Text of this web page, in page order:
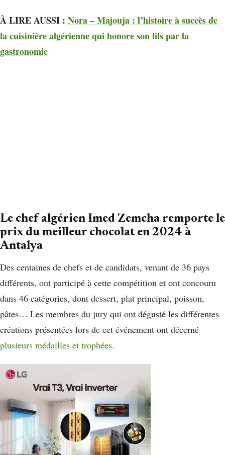
À LIRE AUSSI : Nora – Majouja : l’histoire à succès de
la cuisinière algérienne qui honore son fils par la
gastronomie
Le chef algérien Imed Zemcha remporte le
prix du meilleur chocolat en 2024 à
Antalya
Des centaines de chefs et de candidats, venant de 36 pays
différents, ont participé à cette compétition et ont concouru
dans 46 catégories, dont dessert, plat principal, poisson,
pâtes… Les membres du jury qui ont dégusté les différentes
créations présentées lors de cet événement ont décerné
plusieurs médailles et trophées.